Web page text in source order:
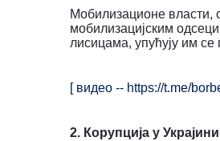
Мобилизационе власти,
мобилизацијским
лисицама, упућују им
[ видео -- https://t.me/
2. Корупција у Украјини